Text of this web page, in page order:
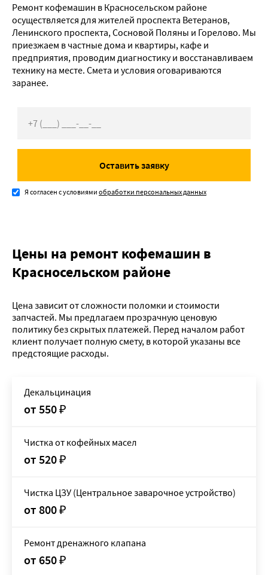
Ремонт кофемашин в Красносельском районе
осуществляется для жителей проспекта Ветеранов,
Ленинского проспекта, Сосновой Поляны и Горелово. Мы
приезжаем в частные дома и квартиры, кафе и
предприятия, проводим диагностику и восстанавливаем
технику на месте. Смета и условия оговариваются
заранее.
Оставить заявку
Я согласен с условиями обработки персональных данных
Цены на ремонт кофемашин в
Красносельском районе
Цена зависит от сложности поломки и стоимости
запчастей. Мы предлагаем прозрачную ценовую
политику без скрытых платежей. Перед началом работ
клиент получает полную смету, в которой указаны все
предстоящие расходы.
Декальцинация
от 550₽
Чистка от кофейных масел
от 520₽
Чистка ЦЗУ (Центральное заварочное устройство)
от 800₽
Ремонт дренажного клапана
от 650₽